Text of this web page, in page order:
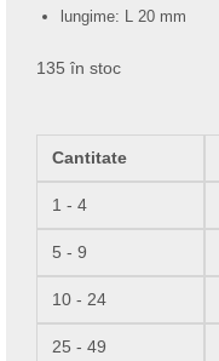
lungime: L 20 mm
135 în stoc
Cantitate
1 - 4
5 - 9
10 - 24
25 - 49